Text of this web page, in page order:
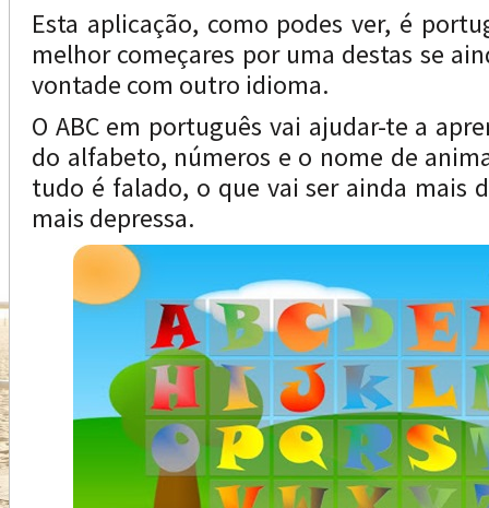
Esta aplicação, como podes ver, é
melhor começares por uma destas se
vontade com outro idioma.
O ABC em português vai ajudar-te a
do alfabeto, números e o nome de
tudo é falado, o que vai ser ainda mais
mais depressa.